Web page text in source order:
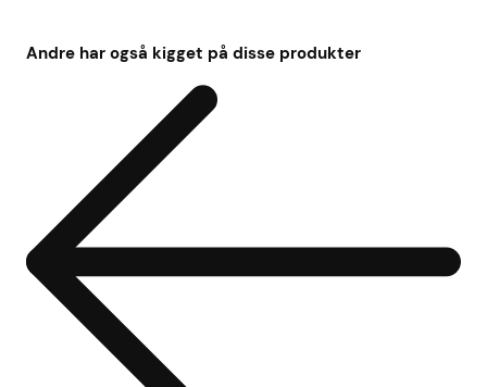
Andre har også kigget på disse produkter